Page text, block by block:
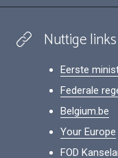
Nuttige links
Eerste
Federale
Belgium.be
Your Europe
FOD